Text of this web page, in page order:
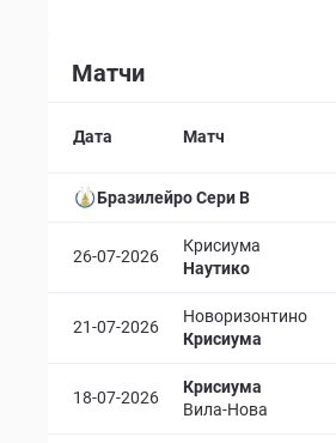
Матчи
Дата
Матч
Бразилейро Сери B
26-07-2026
Крисиума
Наутико
21-07-2026
Новоризонтино
Крисиума
18-07-2026
Крисиума
Вила-Нова